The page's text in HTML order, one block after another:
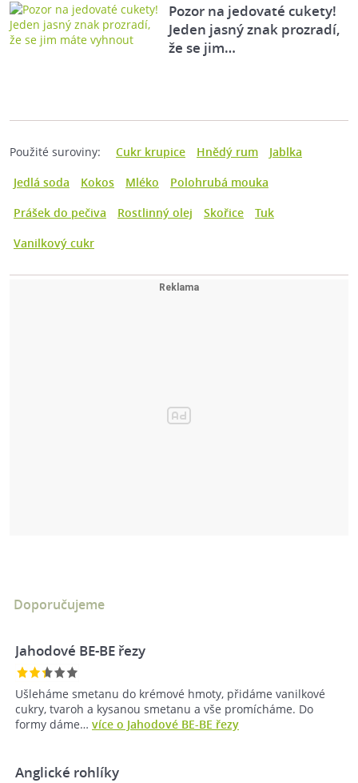
Pozor na jedovaté cukety!
Jeden jasný znak prozradí,
že se jim…
Použité suroviny: Cukr krupice Hnědý rum
Jablka
Jedlá soda
Kokos Mléko
Polohrubá mouka
Prášek do pečiva
Rostlinný olej Skořice
Tuk
Vanilkový cukr
Doporučujeme
Jahodové BE-BE řezy
Ušleháme smetanu do krémové hmoty, přidáme vanilkové
cukry, tvaroh a kysanou smetanu a vše promícháme. Do
formy dáme… více o Jahodové BE-BE řezy
Anglické rohlíky